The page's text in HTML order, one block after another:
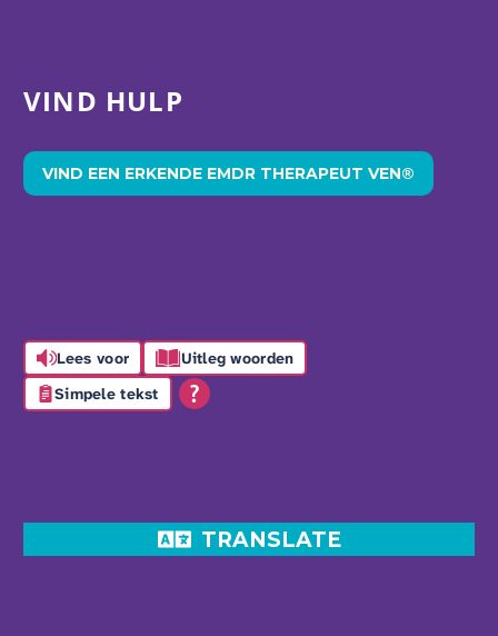
VIND HULP
VIND EEN ERKENDE EMDR THERAPEUT VEN®
Lees voor
Uitleg woorden
Simpele tekst
TRANSLATE